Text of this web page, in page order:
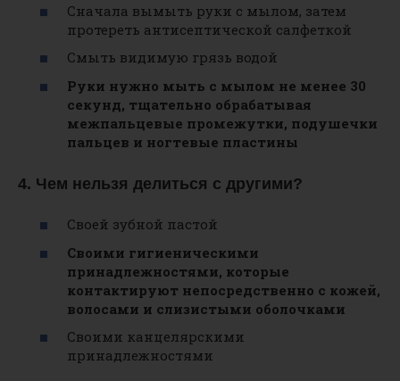
Сначала вымыть руки с мылом, затем
протереть антисептической салфеткой
Смыть видимую грязь водой
Руки нужно мыть c мылом не менее 30
секунд, тщательно обрабатывая
межпальцевые промежутки, подушечки
пальцев и ногтевые пластины
4. Чем нельзя делиться с другими?
Своей зубной пастой
Своими гигиеническими
принадлежностями, которые
контактируют непосредственно с кожей,
волосами и слизистыми оболочками
Своими канцелярскими
принадлежностями